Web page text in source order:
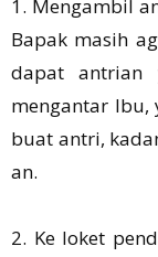
1. Mengambil
Bapak masih
dapat antrian
mengantar Ibu,
buat antri,
an.
2. Ke loket